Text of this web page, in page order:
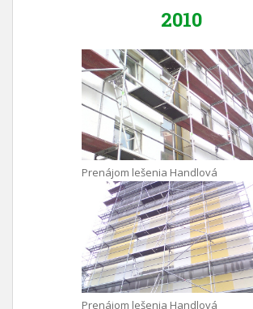
2010
Prenájom lešenia Handlová
Prenájom lešenia Handlová